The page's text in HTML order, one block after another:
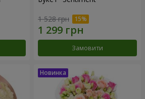
1 528 грн
Замовити